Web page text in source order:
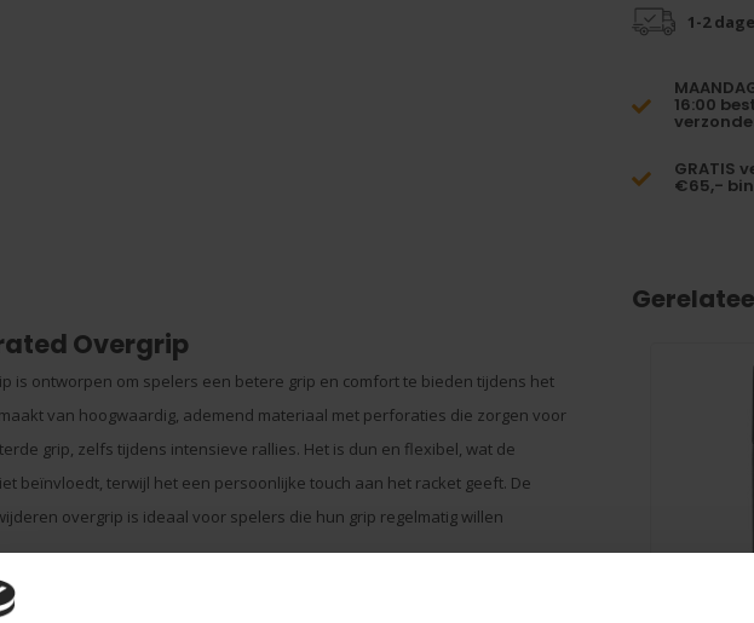
1-2
16:00
GRATIS
€65,-
Overgrip
is ontworpen om spelers een betere grip en comfort te bieden tijdens het
van hoogwaardig, ademend materiaal met perforaties die zorgen voor
grip, zelfs tijdens intensieve rallies. Het is dun en flexibel, wat de
beïnvloedt, terwijl het een persoonlijke touch aan het racket geeft. De
overgrip is ideaal voor spelers die hun grip regelmatig willen